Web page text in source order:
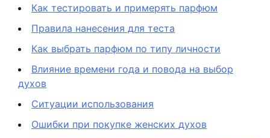
Как тестировать и примерять парфюм
Правила нанесения для теста
Как выбрать парфюм по типу личности
Влияние времени года и повода на выбор
духов
Ситуации использования
Ошибки при покупке женских духов